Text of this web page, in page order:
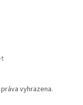
práva vyhrazena.